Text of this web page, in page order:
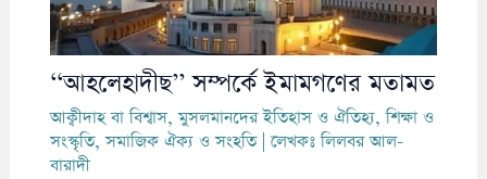
‘‘আহলেহাদীছ’’ সম্পর্কে ইমামগণের মতামত
আক্বীদাহ বা বিশ্বাস,মুসলমানদের ইতিহাস ও ঐতিহ্য,শিক্ষা ও
সংস্কৃতি,সমাজিক ঐক্য ও সংহতি| লেখকঃলিলবর আল-
বারাদী